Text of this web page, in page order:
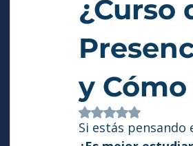
¿Curso
y
Obtuvo NaN de
Si estás